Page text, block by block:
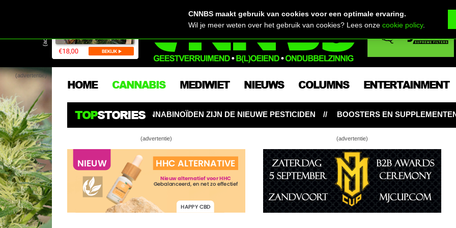
(advertentie)
(advertentie)
HOME CANNABIS MEDIWIET NIEUWS COLUMNS ENTERTAINMENT
TOPSTORIES
OPGELET: CANNABINOÏDEN ZIJN DE NIEUWE PESTICIDEN BOOSTERS EN SUPPLEMENTEN: NOODZAKELIJK
(advertentie) (advertentie)
Video: Zo maak je een SCROG
CNNBS maakt gebruik van cookies voor een optimale ervaring.
Wil je meer weten over het gebruik van cookies? Lees onzecookie policy.